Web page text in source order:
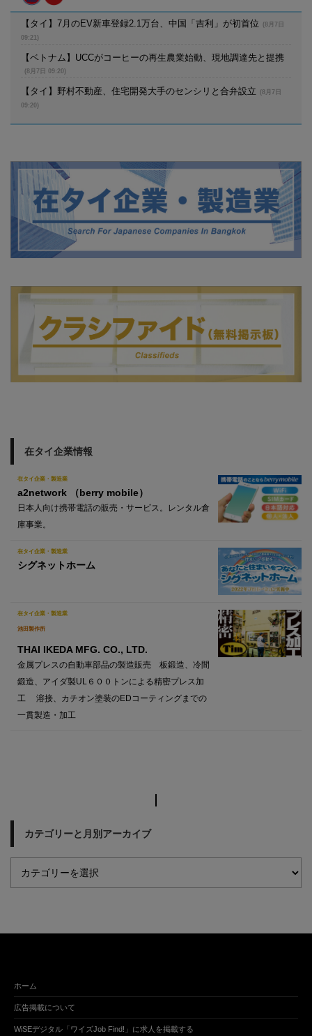
【タイ】7月のEV新車登録2.1万台、中国「吉利」が初首位
(8月7日
09:21)
【ベトナム】UCCがコーヒーの再生農業始動、現地調達先と提携
(8月7日 09:20)
【タイ】野村不動産、住宅開発大手のセンシリと合弁設立
(8月7日
09:20)
在タイ企業情報
在タイ企業・製造業
a2network （berry mobile）
日本人向け携帯電話の販売・サービス。レンタル倉
庫事業。
在タイ企業・製造業
シグネットホーム
在タイ企業・製造業
池田製作所
THAI IKEDA MFG. CO., LTD.
金属プレスの自動車部品の製造販売 板鍛造、冷間
鍛造、アイダ製UL６００トンによる精密プレス加
工 溶接、カチオン塗装のEDコーティングまでの
一貫製造・加工
カテゴリーと月別アーカイブ
ホーム
広告掲載について
WiSEデジタル「ワイズJob Find!」に求人を掲載する